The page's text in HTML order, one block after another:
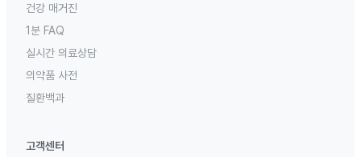
건강 매거진
1분 FAQ
실시간 의료상담
의약품 사전
질환백과
고객센터